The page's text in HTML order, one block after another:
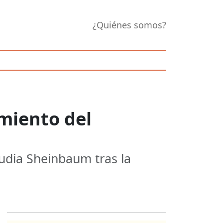
¿Quiénes somos?
del
Sheinbaum tras la